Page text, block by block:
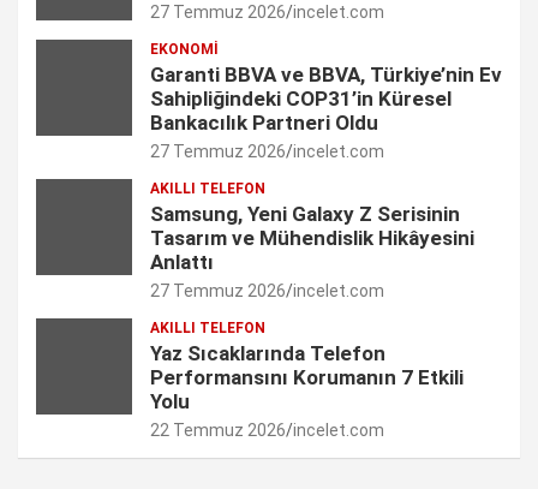
a
n
n
e
l
27 Temmuz 2026 incelet.com
EKONOMI
Garanti BBVA ve BBVA, Türkiye’nin Ev
Sahipliğindeki COP31’in Küresel
Bankacılık Partneri Oldu
27 Temmuz 2026 incelet.com
AKILLI TELEFON
Samsung, Yeni Galaxy Z Serisinin
Tasarım ve Mühendislik Hikâyesini
Anlattı
27 Temmuz 2026 incelet.com
AKILLI TELEFON
Yaz Sıcaklarında Telefon
Performansını Korumanın 7 Etkili
Yolu
22 Temmuz 2026 incelet.com